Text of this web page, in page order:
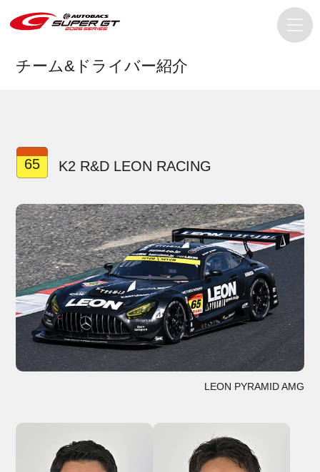
チーム&ドライバー紹介
65 K2 R&D LEON RACING
LEON PYRAMID AMG